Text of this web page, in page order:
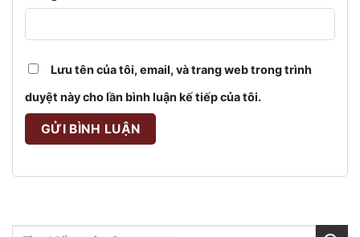
Lưu tên của tôi, email, và trang web trong trình
duyệt này cho lần bình luận kế tiếp của tôi.